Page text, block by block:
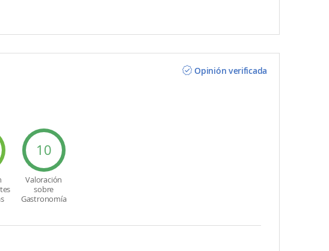
Opinión verificada
10
Valoración
sobre
Gastronomía